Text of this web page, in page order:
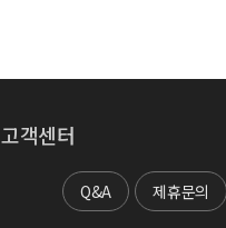
고객센터
Q&A 제휴문의